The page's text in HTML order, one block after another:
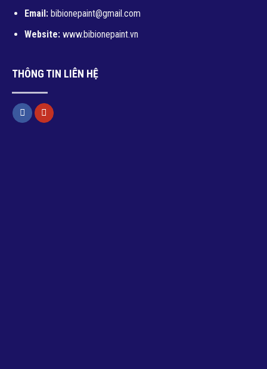
Email:bibionepaint@gmail.com
Website:www.bibionepaint.vn
THÔNG TIN LIÊN HỆ